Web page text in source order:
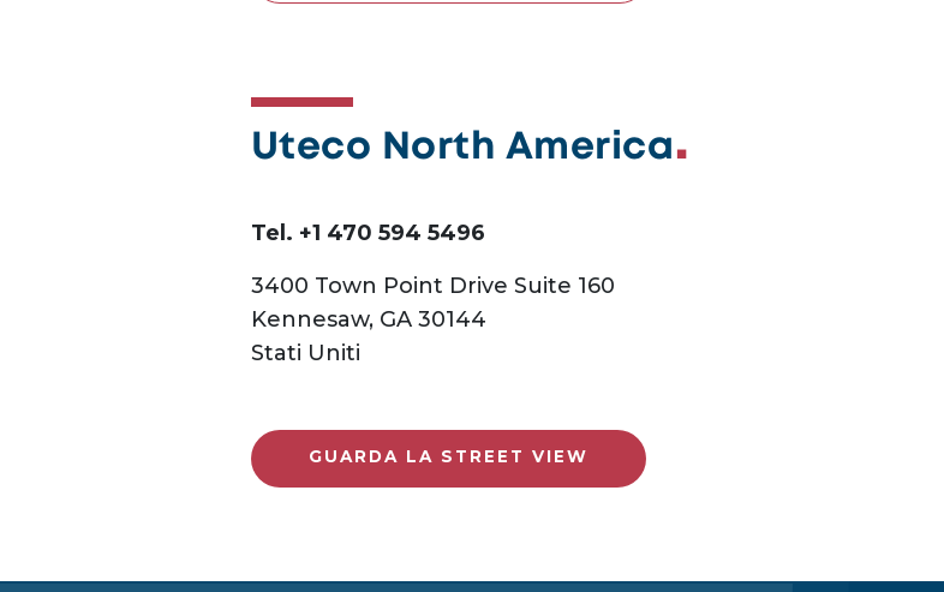
Uteco North America
Tel. +1 470 594 5496
3400 Town Point Drive Suite 160
Kennesaw, GA 30144
Stati Uniti
GUARDA LA STREET VIEW